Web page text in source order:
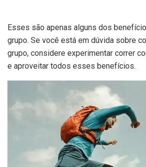
Esses são apenas alguns dos
grupo. Se você está em dúvida sobre
grupo, considere experimentar correr
e aproveitar todos esses benefícios.